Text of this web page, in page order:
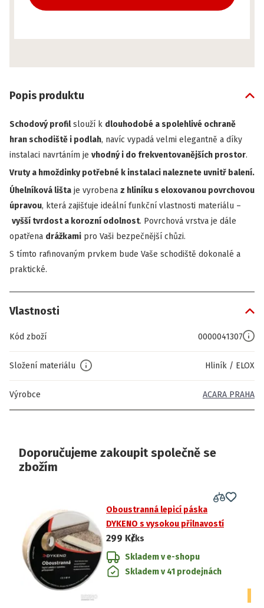
Popis produktu
Schodový profilslouží k dlouhodobé a spolehlivé ochraně
hran schodiště i podlah, navíc vypadá velmi elegantně a díky
instalaci navrtáním je vhodný i do frekventovanějších prostor.
Vruty a hmoždinky potřebné k instalaci naleznete uvnitř balení.
Úhelníková lišta je vyrobena z hliníku s eloxovanou povrchovou
úpravou, která zajišťuje ideální funkční vlastnosti materiálu –
vyšší tvrdost a korozní odolnost. Povrchová vrstva je dále
opatřena drážkami pro Vaši bezpečnější chůzi.
S tímto rafinovaným prvkem bude Vaše schodiště dokonalé a
praktické.
Vlastnosti
Kód zboží 0000041307
Složení materiálu Hliník / ELOX
Výrobce ACARA PRAHA
Doporučujeme zakoupit společně se
zbožím
Oboustranná lepicí páska
DYKENO s vysokou přilnavostí
299 Kč/ks
Skladem v e-shopu
Skladem v 41 prodejnách